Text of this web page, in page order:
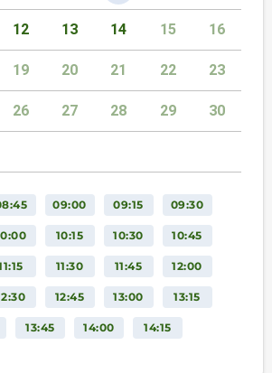
12 13 14 15 16
19 20 21 22 23
26 27 28 29 30
09:00 09:15 09:30
10:15 10:30 10:45
11:30 11:45 12:00
12:45 13:00 13:15
13:45 14:00 14:15